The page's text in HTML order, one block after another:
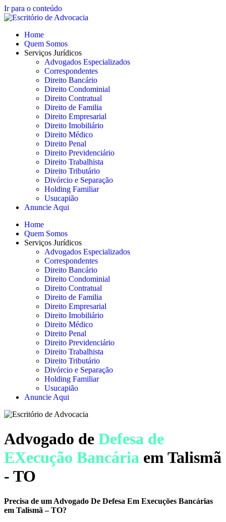
Ir para o conteúdo
Home
Quem Somos
Serviços Jurídicos
Advogados Especializados
Correspondentes
Direito Bancário
Direito Condominial
Direito Contratual
Direito de Familia
Direito Empresarial
Direito Imobiliário
Direito Médico
Direito Penal
Direito Previdenciário
Direito Trabalhista
Direito Tributário
Divórcio e Separação
Holding Familiar
Usucapião
Anuncie Aqui
Home
Quem Somos
Serviços Jurídicos
Advogados Especializados
Correspondentes
Direito Bancário
Direito Condominial
Direito Contratual
Direito de Familia
Direito Empresarial
Direito Imobiliário
Direito Médico
Direito Penal
Direito Previdenciário
Direito Trabalhista
Direito Tributário
Divórcio e Separação
Holding Familiar
Usucapião
Anuncie Aqui
Advogado de Defesa de
EXecução Bancária em Talismã
- TO
Precisa de um Advogado De Defesa Em Execuções Bancárias
em Talismã – TO?